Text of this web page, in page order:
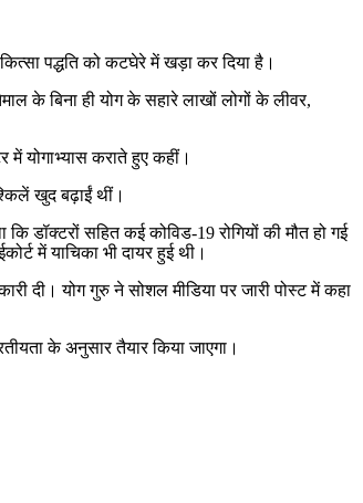
पद्धति को कटघेरे में खड़ा कर दिया है।
के बिना ही योग के सहारे लाखों लोगों के लीवर,
में योगाभ्यास कराते हुए कहीं।
खुद बढ़ाईं थीं।
डॉक्टरों सहित कई कोविड-19 रोगियों की मौत हो गई
में याचिका भी दायर हुई थी।
दी। योग गुरु ने सोशल मीडिया पर जारी पोस्ट में कहा
के अनुसार तैयार किया जाएगा।